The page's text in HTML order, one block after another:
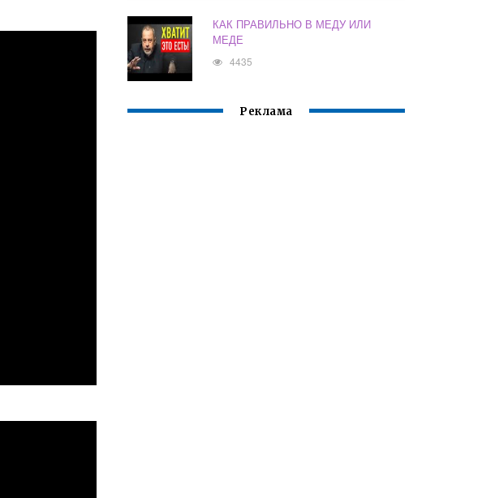
КАК ПРАВИЛЬНО В МЕДУ ИЛИ
МЕДЕ
4435
Реклама